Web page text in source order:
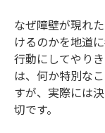
なぜ障壁が現れ
けるのかを地道
行動にしてやり
は、何か特別な
すが、実際には
切です。